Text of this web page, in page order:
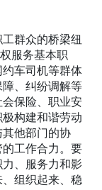
群众的桥梁纽
服务基本职
车司机等群体
、纠纷调解等
保险、职业安
构建和谐劳动
他部门的协
工作合力。要
、服务力和影
组织起来、稳